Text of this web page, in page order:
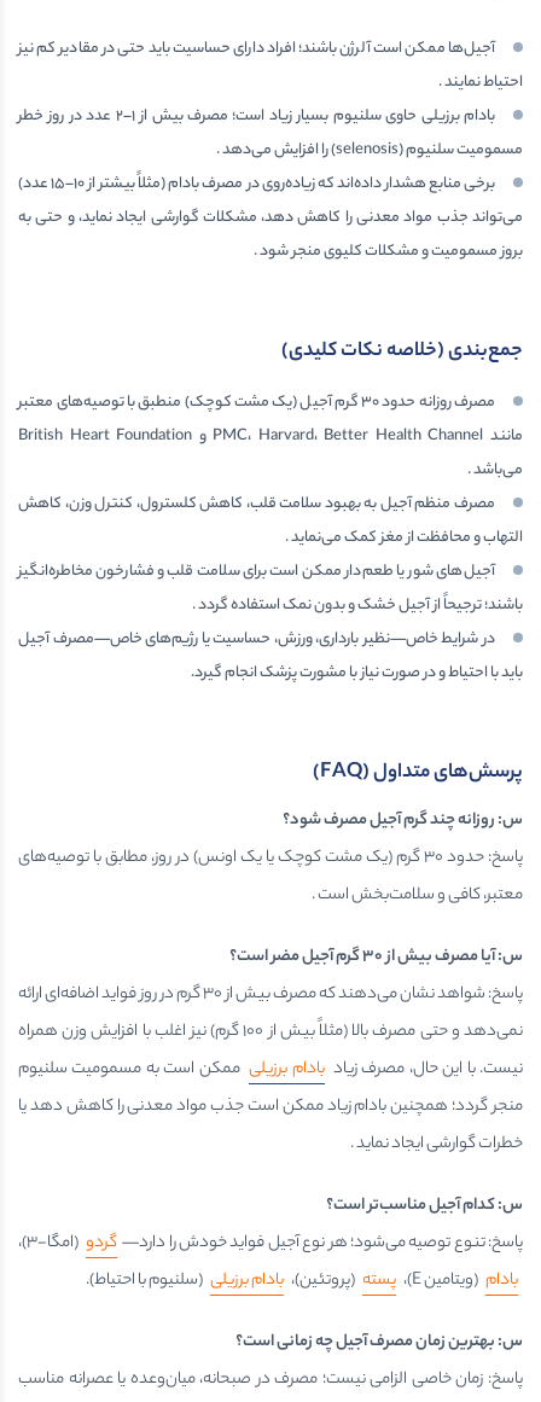
آجیل‌ها ممکن است آلرژن باشند؛ افراد دارای حساسیت باید حتی در مقادیر کم نیز
احتیاط نمایند .
بادام برزیلی حاوی سلنیوم بسیار زیاد است؛ مصرف بیش از ۱–۲ عدد در روز خطر
مسمومیت سلنیوم (selenosis) را افزایش می‌دهد .
برخی منابع هشدار داده‌اند که زیاده‌روی در مصرف بادام (مثلاً بیشتر از 10–15 عدد)
می‌تواند جذب مواد معدنی را کاهش دهد، مشکلات گوارشی ایجاد نماید، و حتی به
بروز مسمومیت و مشکلات کلیوی منجر شود .
جمع‌بندی (خلاصه نکات کلیدی)
مصرف روزانه حدود ۳۰ گرم آجیل (یک مشت کوچک) منطبق با توصیه‌های معتبر
مانند PMC، Harvard، Better Health Channel و British Heart Foundation
می‌باشد .
مصرف منظم آجیل به بهبود سلامت قلب، کاهش کلسترول، کنترل وزن، کاهش
التهاب و محافظت از مغز کمک می‌نماید .
آجیل‌های شور یا طعم‌دار ممکن است برای سلامت قلب و فشارخون مخاطره‌انگیز
باشند؛ ترجیحاً از آجیل خشک و بدون نمک استفاده گردد .
در شرایط خاص—نظیر بارداری، ورزش، حساسیت یا رژیم‌های خاص—مصرف آجیل
باید با احتیاط و در صورت نیاز با مشورت پزشک انجام گیرد.
پرسش‌های متداول(FAQ)
س: روزانه چند گرم آجیل مصرف شود؟
پاسخ: حدود ۳۰ گرم (یک مشت کوچک یا یک اونس) در روز، مطابق با توصیه‌های
معتبر، کافی و سلامت‌بخش است .
س: آیا مصرف بیش از۳۰گرم آجیل مضر است؟
پاسخ: شواهد نشان می‌دهند که مصرف بیش از ۳۰ گرم در روز فواید اضافه‌ای ارائه
نمی‌دهد و حتی مصرف بالا (مثلاً بیش از 100 گرم) نیز اغلب با افزایش وزن همراه
نیست. با این حال، مصرف زیاد بادام برزیلی ممکن است به مسمومیت سلنیوم
منجر گردد؛ همچنین بادام زیاد ممکن است جذب مواد معدنی را کاهش دهد یا
خطرات گوارشی ایجاد نماید .
س: کدام آجیل مناسب‌تر است؟
پاسخ: تنوع توصیه می‌شود؛ هر نوع آجیل فواید خودش را دارد—گردو (امگا-۳)،
بادام (ویتامین E)، پسته (پروتئین)، بادام برزیلی (سلنیوم با احتیاط).
س: بهترین زمان مصرف آجیل چه زمانی است؟
پاسخ: زمان خاصی الزامی نیست؛ مصرف در صبحانه، میان‌وعده یا عصرانه مناسب